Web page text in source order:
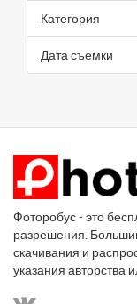
Категория
Дата съемки
Фоторобус - это
разрешения.
скачивания и
указания авторства